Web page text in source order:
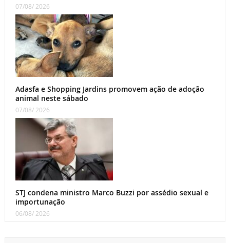
07/08/ 2026
Adasfa e Shopping Jardins promovem ação de adoção
animal neste sábado
07/08/ 2026
STJ condena ministro Marco Buzzi por assédio sexual e
importunação
06/08/ 2026